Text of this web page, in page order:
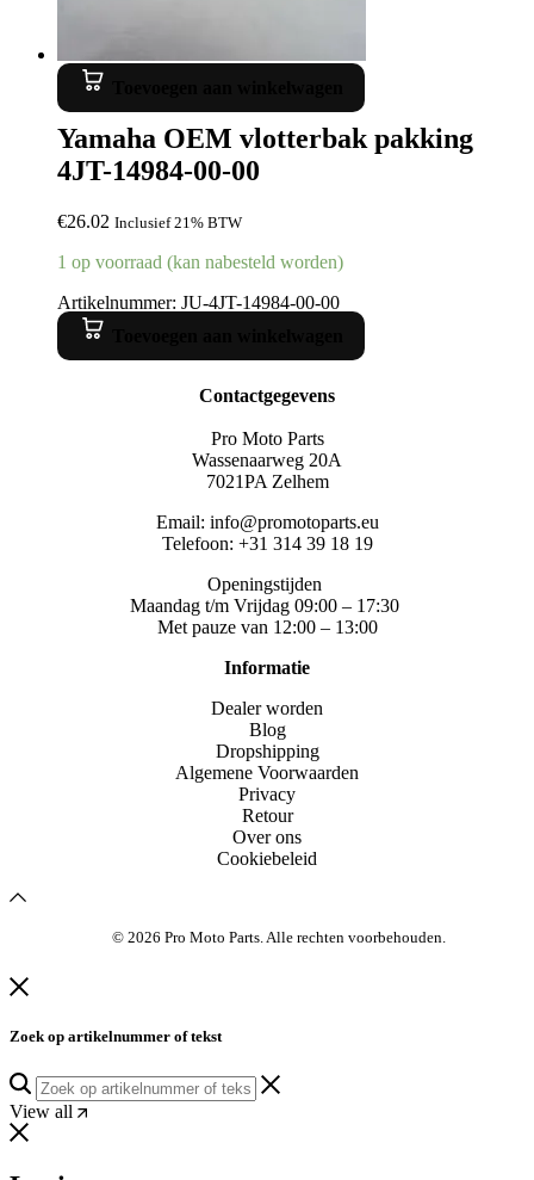
Yamaha OEM vlotterbak pakking
4JT-14984-00-00
€26.02 Inclusief 21% BTW
1 op voorraad (kan nabesteld worden)
Artikelnummer: JU-4JT-14984-00-00
Contactgegevens
Pro Moto Parts
Wassenaarweg 20A
7021PA Zelhem
Email: info@promotoparts.eu
Telefoon: +31 314 39 18 19
Openingstijden
Maandag t/m Vrijdag 09:00 – 17:30
Met pauze van 12:00 – 13:00
Informatie
Dealer worden
Blog
Dropshipping
Algemene Voorwaarden
Privacy
Retour
Over ons
Cookiebeleid
© 2026 Pro Moto Parts. Alle rechten voorbehouden.
Zoek op artikelnummer of tekst
View all